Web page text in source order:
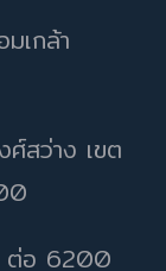
เกล้า
ศ์สว่าง เขต
ต่อ 6200